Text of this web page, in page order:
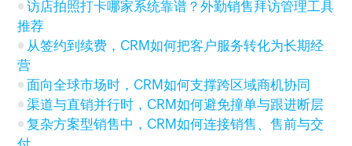
访店拍照打卡哪家系统靠谱？外勤销售拜访管理工具
推荐
从签约到续费，CRM如何把客户服务转化为长期经
营
面向全球市场时，CRM如何支撑跨区域商机协同
渠道与直销并行时，CRM如何避免撞单与跟进断层
复杂方案型销售中，CRM如何连接销售、售前与交